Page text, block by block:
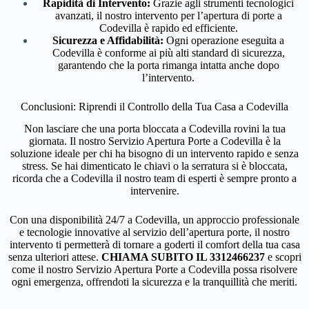
Rapidità di Intervento: Grazie agli strumenti tecnologici
avanzati, il nostro intervento per l’apertura di porte a
Codevilla è rapido ed efficiente.
Sicurezza e Affidabilità: Ogni operazione eseguita a
Codevilla è conforme ai più alti standard di sicurezza,
garantendo che la porta rimanga intatta anche dopo
l’intervento.
Conclusioni: Riprendi il Controllo della Tua Casa a Codevilla
Non lasciare che una porta bloccata a Codevilla rovini la tua
giornata. Il nostro Servizio Apertura Porte a Codevilla è la
soluzione ideale per chi ha bisogno di un intervento rapido e senza
stress. Se hai dimenticato le chiavi o la serratura si è bloccata,
ricorda che a Codevilla il nostro team di esperti è sempre pronto a
intervenire.
Con una disponibilità 24/7 a Codevilla, un approccio professionale
e tecnologie innovative al servizio dell’apertura porte, il nostro
intervento ti permetterà di tornare a goderti il comfort della tua casa
senza ulteriori attese. CHIAMA SUBITO IL 3312466237e scopri
come il nostro Servizio Apertura Porte a Codevilla possa risolvere
ogni emergenza, offrendoti la sicurezza e la tranquillità che meriti.